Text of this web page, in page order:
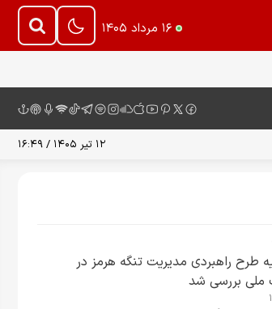
۱۶ مرداد ۱۴۰۵
۱۲ تیر ۱۴۰۵ / ۱۶:۴۹
طرح راهبردی مدیریت تنگه هرمز در
ملی بررسی شد